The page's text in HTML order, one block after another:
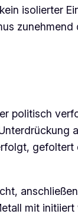
isolierter
politisch
mit